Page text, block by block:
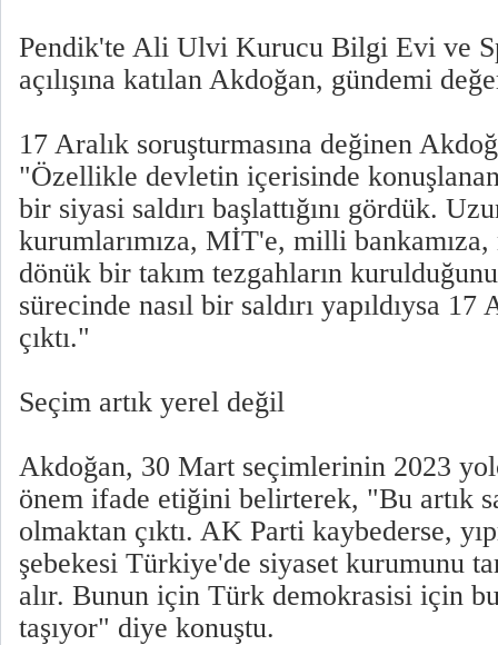
Pendik'te Ali Ulvi Kurucu Bilgi Evi ve
açılışına katılan Akdoğan, gündemi
17 Aralık soruşturmasına değinen
"Özellikle devletin içerisinde
bir siyasi saldırı başlattığını gördük.
kurumlarımıza, MİT'e, milli
dönük bir takım tezgahların
sürecinde nasıl bir saldırı yapıldıysa
çıktı."
Seçim artık yerel değil
Akdoğan, 30 Mart seçimlerinin 2023
önem ifade etiğini belirterek, "Bu artık
olmaktan çıktı. AK Parti kaybederse,
şebekesi Türkiye'de siyaset kurumunu
alır. Bunun için Türk demokrasisi için
taşıyor" diye konuştu.